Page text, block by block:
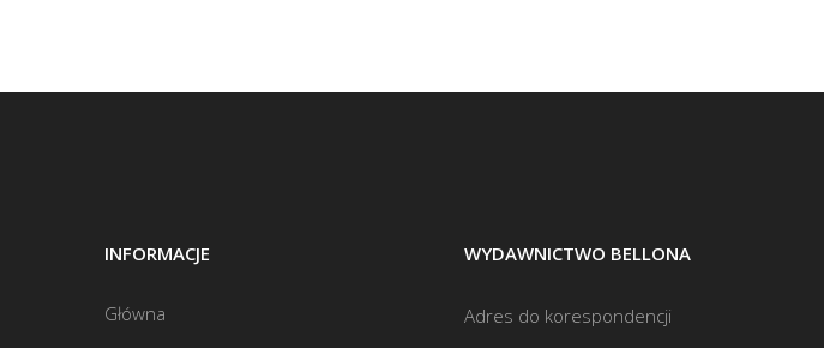
INFORMACJE
Główna
WYDAWNICTWO BELLONA
Adres do korespondencji